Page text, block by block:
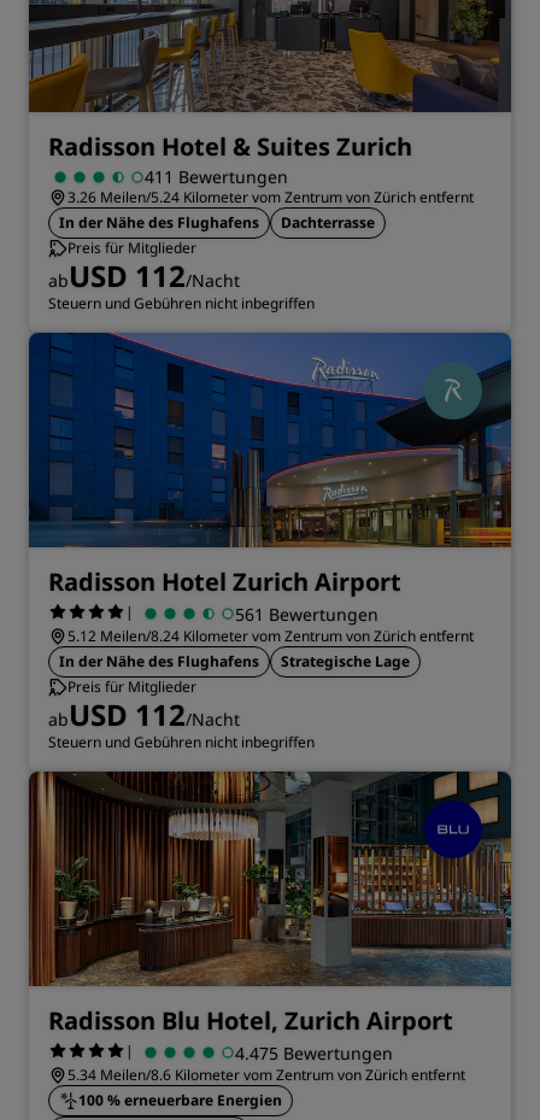
Radisson Hotel & Suites Zurich
411 Bewertungen
3.26 Meilen/5.24 Kilometer vom Zentrum von Zürich entfernt
In der Nähe des Flughafens
Dachterrasse
Preis für Mitglieder
abUSD 112/Nacht
Steuern und Gebühren nicht inbegriffen
Radisson Hotel Zurich Airport
| 561 Bewertungen
5.12 Meilen/8.24 Kilometer vom Zentrum von Zürich entfernt
In der Nähe des Flughafens
Strategische Lage
Preis für Mitglieder
abUSD 112/Nacht
Steuern und Gebühren nicht inbegriffen
Radisson Blu Hotel, Zurich Airport
| 4.475 Bewertungen
5.34 Meilen/8.6 Kilometer vom Zentrum von Zürich entfernt
100 % erneuerbare Energien